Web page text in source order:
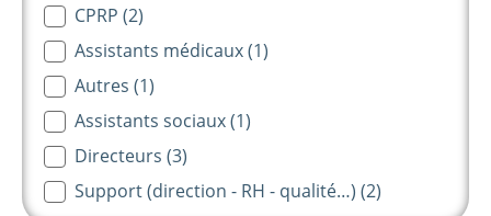
CPRP (2)
Assistants médicaux(1)
Autres (1)
Assistants sociaux(1)
Directeurs (3)
Support (direction - RH - qualité…) (2)